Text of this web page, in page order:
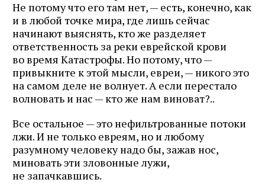
Не потому что его там нет, — есть, конечно, как
и в любой точке мира, где лишь сейчас
начинают выяснять, кто же разделяет
ответственность за реки еврейской крови
во время Катастрофы. Но потому, что —
привыкните к этой мысли, евреи, — никого это
на самом деле не волнует. А если перестало
волновать и нас — кто же нам виноват?..
Все остальное — это нефильтрованные потоки
лжи. И не только евреям, но и любому
разумному человеку надо бы, зажав нос,
миновать эти зловонные лужи,
не запачкавшись.